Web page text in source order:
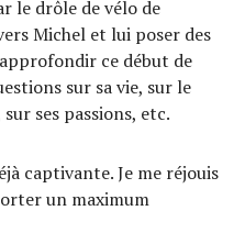
le drôle de vélo de
Michel et lui poser des
ce début de
sur sa vie, sur le
ses passions, etc.
captivante. Je me réjouis
un maximum